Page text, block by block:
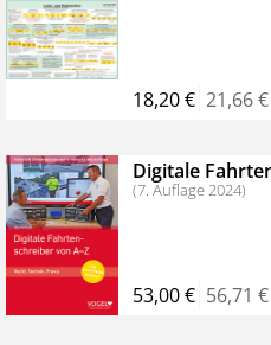
Bestellen Sie jetzt das
Kennenlern-Abo für zwei
Monaten brauchen Sie
Abonnement endet
weiteren Verpflichtungen.
18,20 € 21,66 €
Digitale
(7. Auflage 2024)
53,00 € 56,71 €